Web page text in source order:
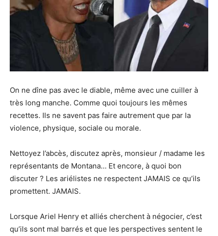
On ne dîne pas avec le diable, même avec une cuiller à
très long manche. Comme quoi toujours les mêmes
recettes. Ils ne savent pas faire autrement que par la
violence, physique, sociale ou morale.
Nettoyez l’abcès, discutez après, monsieur / madame les
représentants de Montana… Et encore, à quoi bon
discuter ? Les ariélistes ne respectent JAMAIS ce qu’ils
promettent. JAMAIS.
Lorsque Ariel Henry et alliés cherchent à négocier, c’est
qu’ils sont mal barrés et que les perspectives sentent le